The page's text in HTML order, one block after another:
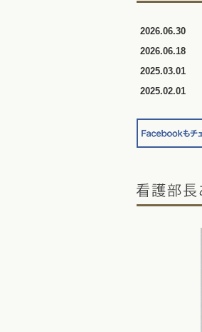
2026.06.30
2026.06.18
2025.03.01
2025.02.01